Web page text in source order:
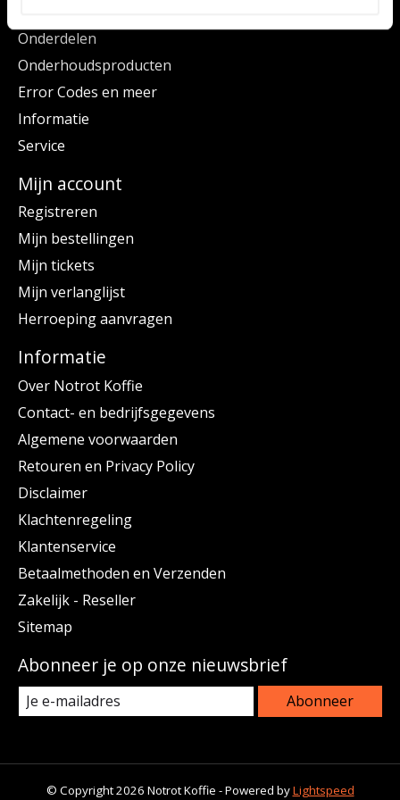
Onderdelen
Onderhoudsproducten
Error Codes en meer
Informatie
Service
Mijn account
Registreren
Mijn bestellingen
Mijn tickets
Mijn verlanglijst
Herroeping aanvragen
Informatie
Over Notrot Koffie
Contact- en bedrijfsgegevens
Algemene voorwaarden
Retouren en Privacy Policy
Disclaimer
Klachtenregeling
Klantenservice
Betaalmethoden en Verzenden
Zakelijk - Reseller
Sitemap
Abonneer je op onze nieuwsbrief
Abonneer
© Copyright 2026 Notrot Koffie - Powered byLightspeed